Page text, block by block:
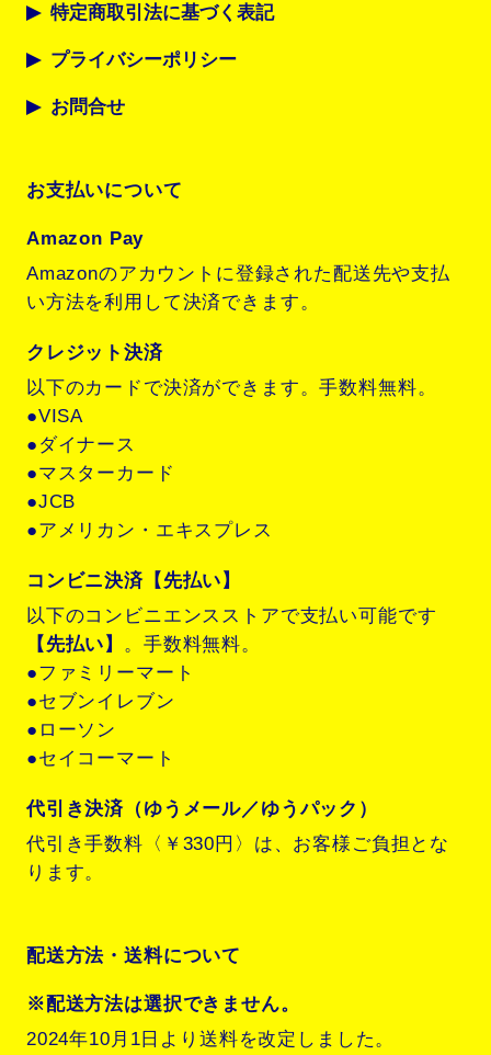
特定商取引法に基づく表記
プライバシーポリシー
お問合せ
お支払いについて
Amazon Pay
Amazonのアカウントに登録された配送先や支払
い方法を利用して決済できます。
クレジット決済
以下のカードで決済ができます。手数料無料。
●VISA
●ダイナース
●マスターカード
●JCB
●アメリカン・エキスプレス
コンビニ決済【先払い】
以下のコンビニエンスストアで支払い可能です
【先払い】 。手数料無料。
●ファミリーマート
●セブンイレブン
●ローソン
●セイコーマート
代引き決済（ゆうメール／ゆうパック）
代引き手数料〈￥330円〉は、お客様ご負担とな
ります。
配送方法・送料について
※配送方法は選択できません。
2024年10月1日より送料を改定しました。